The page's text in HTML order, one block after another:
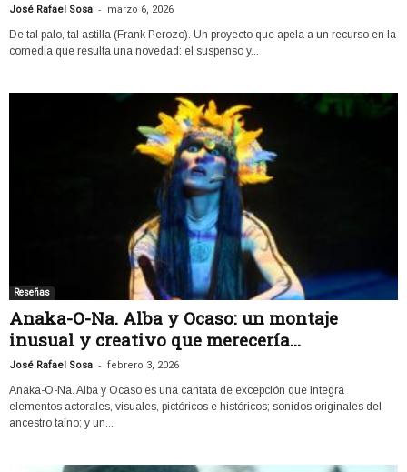
José Rafael Sosa - marzo 6, 2026
De tal palo, tal astilla (Frank Perozo). Un proyecto que apela a un recurso en la
comedia que resulta una novedad: el suspenso y...
Reseñas
Anaka-O-Na. Alba y Ocaso: un montaje
inusual y creativo que merecería...
José Rafael Sosa - febrero 3, 2026
Anaka-O-Na. Alba y Ocaso es una cantata de excepción que integra
elementos actorales, visuales, pictóricos e históricos; sonidos originales del
ancestro taíno; y un...